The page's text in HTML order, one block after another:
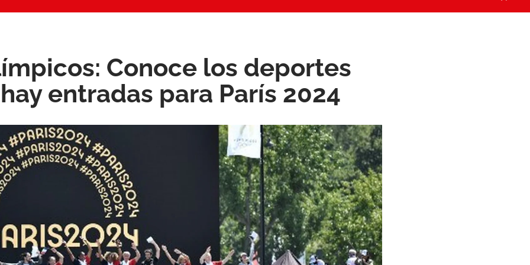
Conoce los deportes
entradas para París 2024